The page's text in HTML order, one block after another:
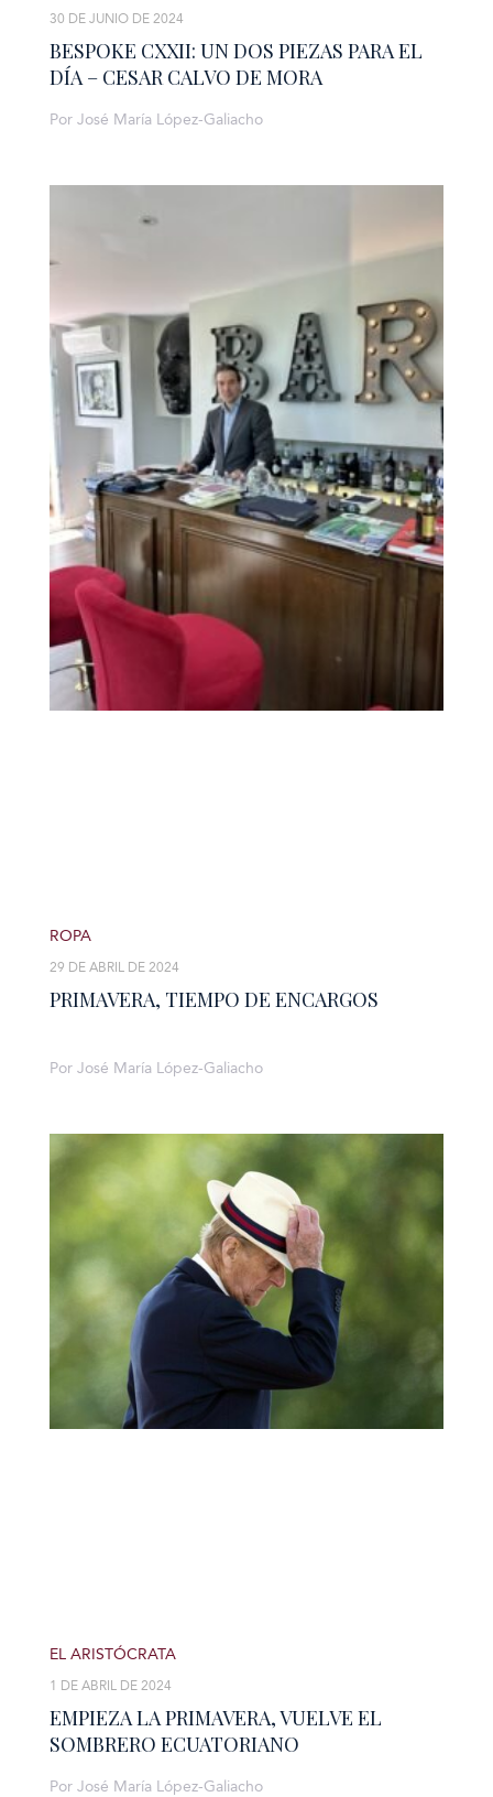
BESPOKE CXXII: UN DOS PIEZAS PARA EL
DÍA – CESAR CALVO DE MORA
30 DE JUNIO DE 2024
Por José María López-Galiacho
PRIMAVERA, TIEMPO DE ENCARGOS
29 DE ABRIL DE 2024
ROPA
Por José María López-Galiacho
EMPIEZA LA PRIMAVERA, VUELVE EL
SOMBRERO ECUATORIANO
1 DE ABRIL DE 2024
EL ARISTÓCRATA
Por José María López-Galiacho